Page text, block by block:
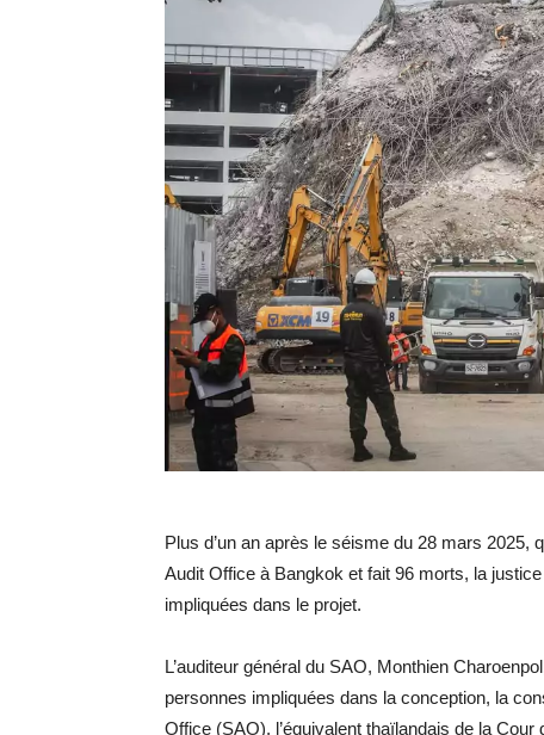
Plus d’un an après le séisme du 28 mars 2025,
Audit Office à Bangkok et fait 96 morts, la
impliquées dans le projet.
L’auditeur général du SAO, Monthien
personnes impliquées dans la conception, la
Office (SAO), l’équivalent thaïlandais de la